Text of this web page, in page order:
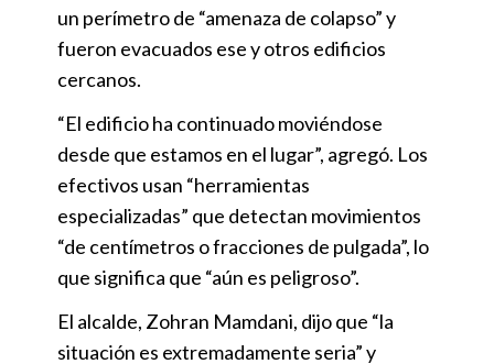
un perímetro de “amenaza de colapso” y
fueron evacuados ese y otros edificios
cercanos.
“El edificio ha continuado moviéndose
desde que estamos en el lugar”, agregó. Los
efectivos usan “herramientas
especializadas” que detectan movimientos
“de centímetros o fracciones de pulgada”, lo
que significa que “aún es peligroso”.
El alcalde, Zohran Mamdani, dijo que “la
situación es extremadamente seria” y